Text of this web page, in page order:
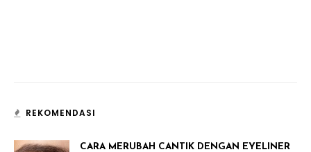
REKOMENDASI
CARA MERUBAH CANTIK DENGAN EYELINER